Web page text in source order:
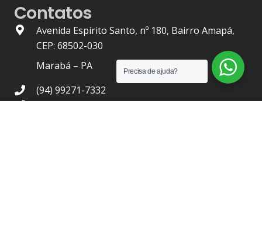
Contatos
Avenida Espírito Santo, nº 180, Bairro Amapá,
CEP: 68502-030
Marabá – PA
(94) 99271-7332
(94) 98412-5562
Precisa de ajuda?